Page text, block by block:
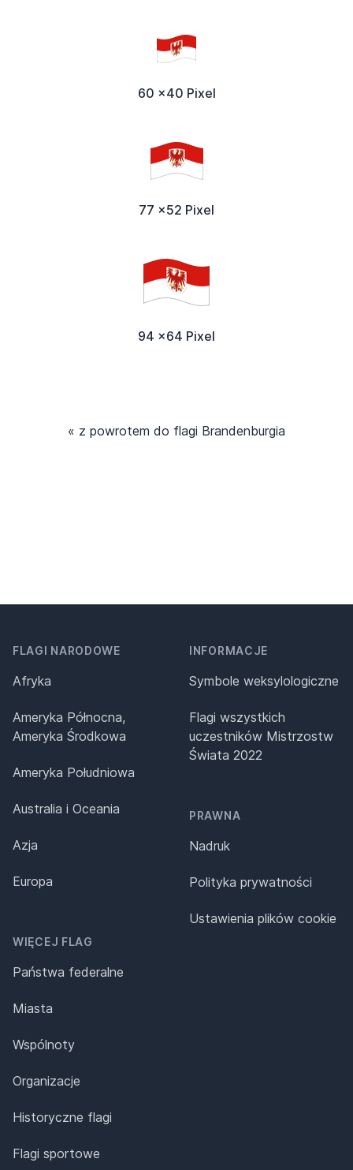
60 x40 Pixel
77 x52 Pixel
94 x64 Pixel
« z powrotem do flagi Brandenburgia
FLAGI NARODOWE
Afryka
Ameryka Północna,
Ameryka Środkowa
Ameryka Południowa
Australia i Oceania
Azja
Europa
WIĘCEJ FLAG
Państwa federalne
Miasta
Wspólnoty
Organizacje
Historyczne flagi
Flagi sportowe
INFORMACJE
Symbole weksylologiczne
Flagi wszystkich
uczestników Mistrzostw
Świata 2022
PRAWNA
Nadruk
Polityka prywatności
Ustawienia plików cookie